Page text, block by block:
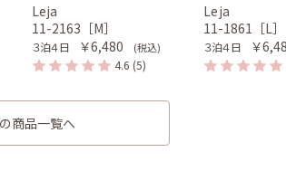
Leja
11-2163［M］
３泊４日 ￥6,480 (税込)
4.6 (5)
Leja
11-1861［L］
３泊４日 ￥
商品一覧へ